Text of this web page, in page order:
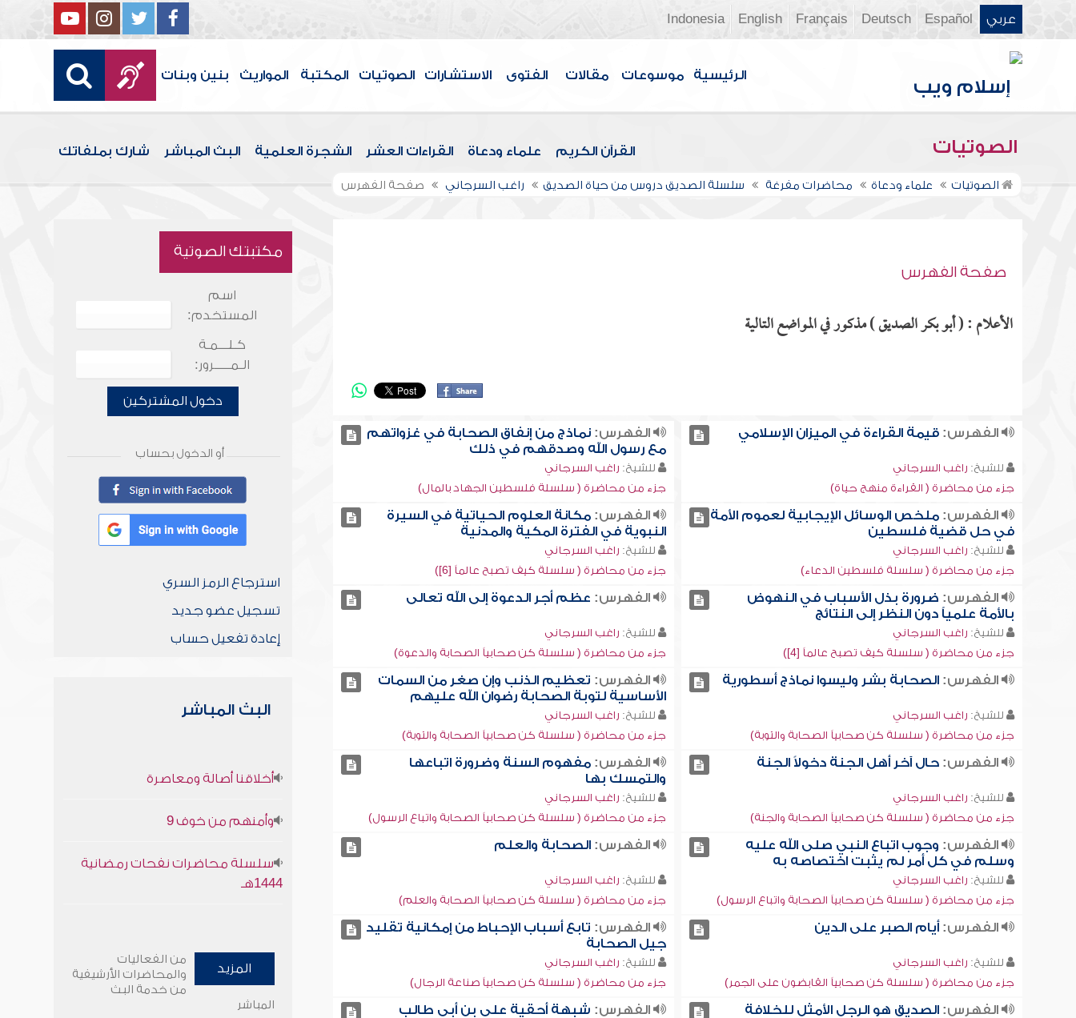
عربي Español
Deutsch
Français
English
Indonesia
الرئيسية موسوعات مقالات الفتوى الاستشارات الصوتيات المكتبة المواريث بنين وبنات
الصوتيات القرآن الكريم علماء ودعاة القراءات العشر الشجرة العلمية البث المباشر شارك بملفاتك
الصوتيات علماء ودعاة محاضرات مفرغة سلسلة الصديق دروس من حياة الصديق راغب السرجاني صفحة الفهرس
صفحة الفهرس
الأعلام : ( أبو بكر الصديق ) مذكور في المواضع التالية
الفهرس:قيمة القراءة في الميزان الإسلامي
للشيخ: راغب السرجاني
جزء من محاضرة ( القراءة منهج حياة)
الفهرس: نماذج من إنفاق الصحابة في غزواتهم
مع رسول الله وصدقهم في ذلك
للشيخ: راغب السرجاني
جزء من محاضرة ( سلسلة فلسطين الجهاد بالمال)
الفهرس:ملخص الوسائل الإيجابية لعموم الأمة
في حل قضية فلسطين
للشيخ: راغب السرجاني
جزء من محاضرة ( سلسلة فلسطين الدعاء)
الفهرس: مكانة العلوم الحياتية في السيرة
النبوية في الفترة المكية والمدنية
للشيخ: راغب السرجاني
جزء من محاضرة ( سلسلة كيف تصبح عالماً [6])
الفهرس: ضرورة بذل الأسباب في النهوض
بالأمة علمياً دون النظر إلى النتائج
للشيخ: راغب السرجاني
جزء من محاضرة ( سلسلة كيف تصبح عالماً [4])
الفهرس: عظم أجر الدعوة إلى الله تعالى
للشيخ: راغب السرجاني
جزء من محاضرة ( سلسلة كن صحابياً الصحابة والدعوة)
الفهرس:الصحابة بشر وليسوا نماذج أسطورية
للشيخ: راغب السرجاني
جزء من محاضرة ( سلسلة كن صحابياً الصحابة والتوبة)
الفهرس: تعظيم الذنب وإن صغر من السمات
الأساسية لتوبة الصحابة رضوان الله عليهم
للشيخ: راغب السرجاني
جزء من محاضرة ( سلسلة كن صحابياً الصحابة والتوبة)
الفهرس:حال آخر أهل الجنة دخولاً الجنة
للشيخ: راغب السرجاني
جزء من محاضرة ( سلسلة كن صحابياً الصحابة والجنة)
الفهرس: مفهوم السنة وضرورة اتباعها
والتمسك بها
للشيخ: راغب السرجاني
جزء من محاضرة ( سلسلة كن صحابياً الصحابة واتباع الرسول)
الفهرس: وجوب اتباع النبي صلى الله عليه
وسلم في كل أمر لم يثبت اختصاصه به
للشيخ: راغب السرجاني
جزء من محاضرة ( سلسلة كن صحابياً الصحابة واتباع الرسول)
الفهرس: الصحابة والعلم
للشيخ: راغب السرجاني
جزء من محاضرة ( سلسلة كن صحابياً الصحابة والعلم)
الفهرس:أيام الصبر على الدين
للشيخ: راغب السرجاني
جزء من محاضرة ( سلسلة كن صحابياً القابضون على الجمر)
الفهرس: تابع أسباب الإحباط من إمكانية تقليد
جيل الصحابة
للشيخ: راغب السرجاني
جزء من محاضرة ( سلسلة كن صحابياً صناعة الرجال)
الفهرس:الصديق هو الرجل الأمثل للخلافة الفهرس: شبهة أحقية علي بن أبي طالب
مكتبتك الصوتية
اسم
المستخدم:
كـلـــمـة
الـمـــــرور:
دخول المشتركين
أو الدخول بحساب
استرجاع الرمز السري
تسجيل عضو جديد
إعادة تفعيل حساب
البث المباشر
أخلاقنا أصالة ومعاصرة
وأمنهم من خوف 9
سلسلة محاضرات نفحات رمضانية
1444هـ
المزيد
من الفعاليات
والمحاضرات الأرشيفية
من خدمة البث
المباشر